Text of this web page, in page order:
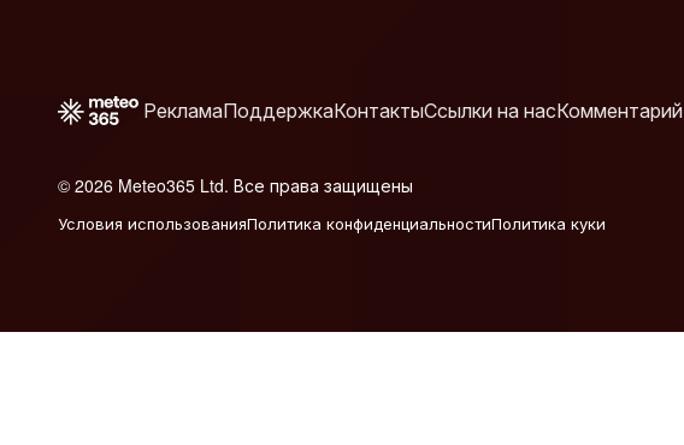
РекламаПоддержкаКонтактыСсылки на насКомментарий
© 2026 Meteo365 Ltd. Все права защищены
Условия использованияПолитика конфиденциальностиПолитика куки